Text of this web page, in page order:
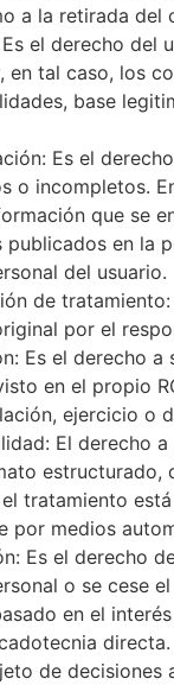
a la retirada del
el derecho del
en tal caso, los
base
Es el
o incompletos.
que se
publicados en la
del usuario.
de
por el
Es el derecho
en el propio
ejercicio o
El derecho
estructurado,
tratamiento
por medios
Es el derecho
o se cese
en el
directa.
de